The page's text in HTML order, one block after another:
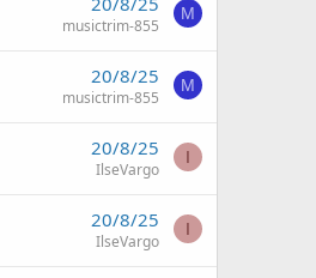
musictrim-855
M
20/8/25
musictrim-855
M
20/8/25
IlseVargo
I
20/8/25
IlseVargo
I